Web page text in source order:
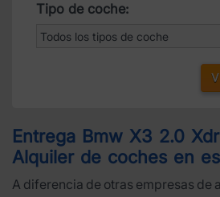
Tipo de coche:
Entrega Bmw X3 2.0
Alquiler de coches en
A diferencia de otras empresas de